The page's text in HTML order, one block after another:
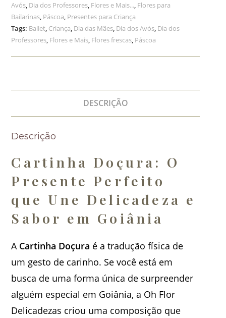
Avós, Dia dos Professores, Flores e Mais..., Flores para
Bailarinas, Páscoa, Presentes para Criança
Tags: Ballet, Criança, Dia das Mães, Dia dos Avós, Dia dos
Professores, Flores e Mais, Flores frescas, Páscoa
DESCRIÇÃO
Descrição
Cartinha Doçura: O
Presente Perfeito
que Une Delicadeza e
Sabor em Goiânia
A Cartinha Doçura é a tradução física de
um gesto de carinho. Se você está em
busca de uma forma única de surpreender
alguém especial em Goiânia, a Oh Flor
Delicadezas criou uma composição que